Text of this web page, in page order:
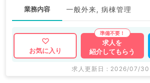
業務内容 一般外来, 病棟管理
お気に入り
求人を
紹介してもらう
求人更新日 : 2026/07/30